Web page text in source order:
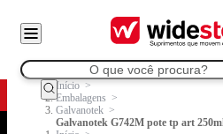
Início
Embalagens
Galvanotek
Galvanotek G742M pote tp art